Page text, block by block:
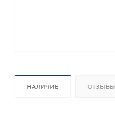
НАЛИЧИЕ ОТЗЫВЫ